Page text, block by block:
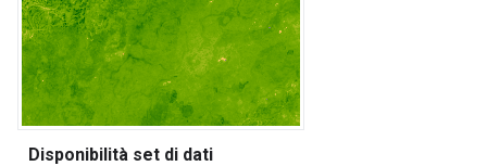
Disponibilità set di dati